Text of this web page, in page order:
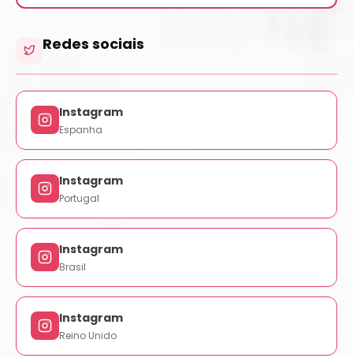
Redes sociais
Instagram
Espanha
Instagram
Portugal
Instagram
Brasil
Instagram
Reino Unido